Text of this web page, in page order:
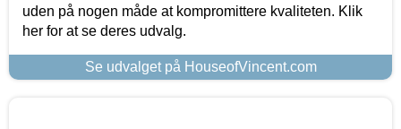
uden på nogen måde at kompromittere kvaliteten. Klik
her for at se deres udvalg.
Se udvalget på HouseofVincent.com